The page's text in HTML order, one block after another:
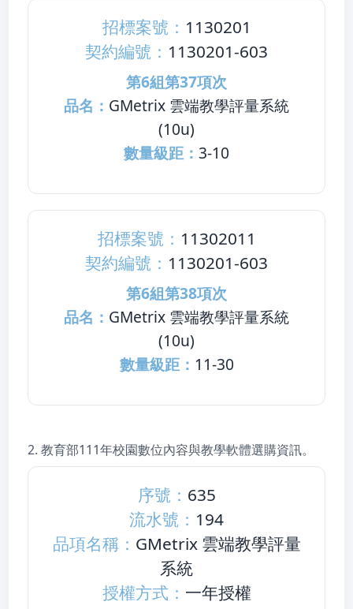
招標案號： 1130201
契約編號： 1130201-603
第6組第37項次
品名： GMetrix 雲端教學評量系統
(10u)
數量級距： 3-10
招標案號： 11302011
契約編號： 1130201-603
第6組第38項次
品名： GMetrix 雲端教學評量系統
(10u)
數量級距： 11-30
2. 教育部111年校園數位內容與教學軟體選購資訊。
序號： 635
流水號： 194
品項名稱： GMetrix 雲端教學評量
系統
授權方式： 一年授權